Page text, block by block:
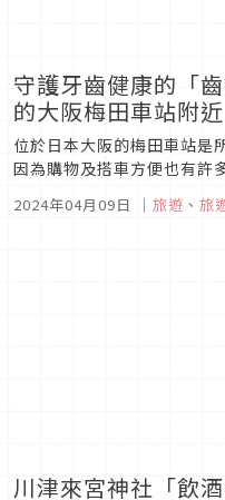
守護牙齒健康的「
的大阪梅田車站附近
位於日本大阪的梅田車站是
因為購物及搭車方便也有許
急線的大阪梅田車站走路約
2024年04月09日 ｜ 旅遊 、 旅
川津來宮神社「飲